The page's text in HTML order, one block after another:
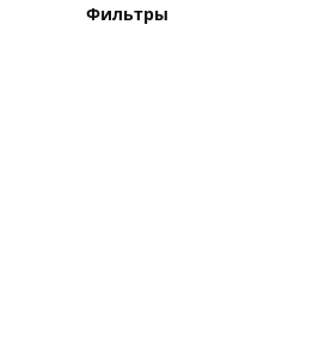
Фильтры